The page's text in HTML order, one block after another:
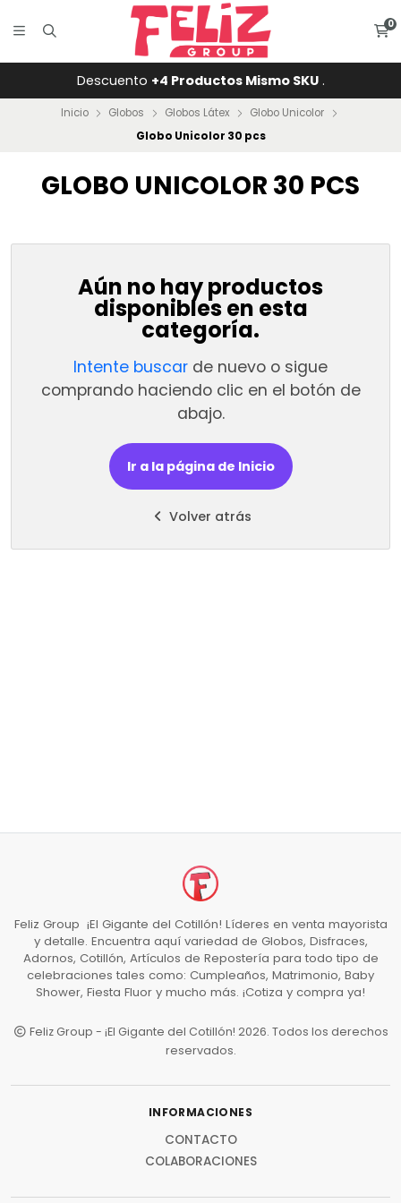
0
Descuento +4 Productos Mismo SKU.
Inicio Globos Globos Látex
Globo Unicolor
Globo Unicolor 30 pcs
GLOBO UNICOLOR 30 PCS
Aún no hay productos
disponibles en esta
categoría.
Intente buscar de nuevo o sigue
comprando haciendo clic en el botón de
abajo.
Ir a la página de Inicio
Volver atrás
Feliz Group ¡El Gigante del Cotillón! Líderes en venta mayorista
y detalle. Encuentra aquí variedad de Globos, Disfraces,
Adornos, Cotillón, Artículos de Repostería para todo tipo de
celebraciones tales como: Cumpleaños, Matrimonio, Baby
Shower, Fiesta Fluor y mucho más. ¡Cotiza y compra ya!
Feliz Group - ¡El Gigante del Cotillón! 2026. Todos los derechos
reservados.
INFORMACIONES
CONTACTO
COLABORACIONES